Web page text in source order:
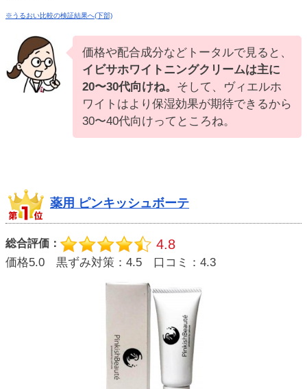
※うるおい比較の検証結果へ(下部)
価格や配合成分などトータルで見ると、
イビサホワイトニングクリームは主に
20〜30代向けね。 そして、ヴィエルホ
ワイトはより保湿効果が期待できるから
30〜40代向けってところね。
薬用 ピンキッシュボーテ
総合評価： 4.8
価格5.0 黒ずみ対策：4.5 口コミ：4.3